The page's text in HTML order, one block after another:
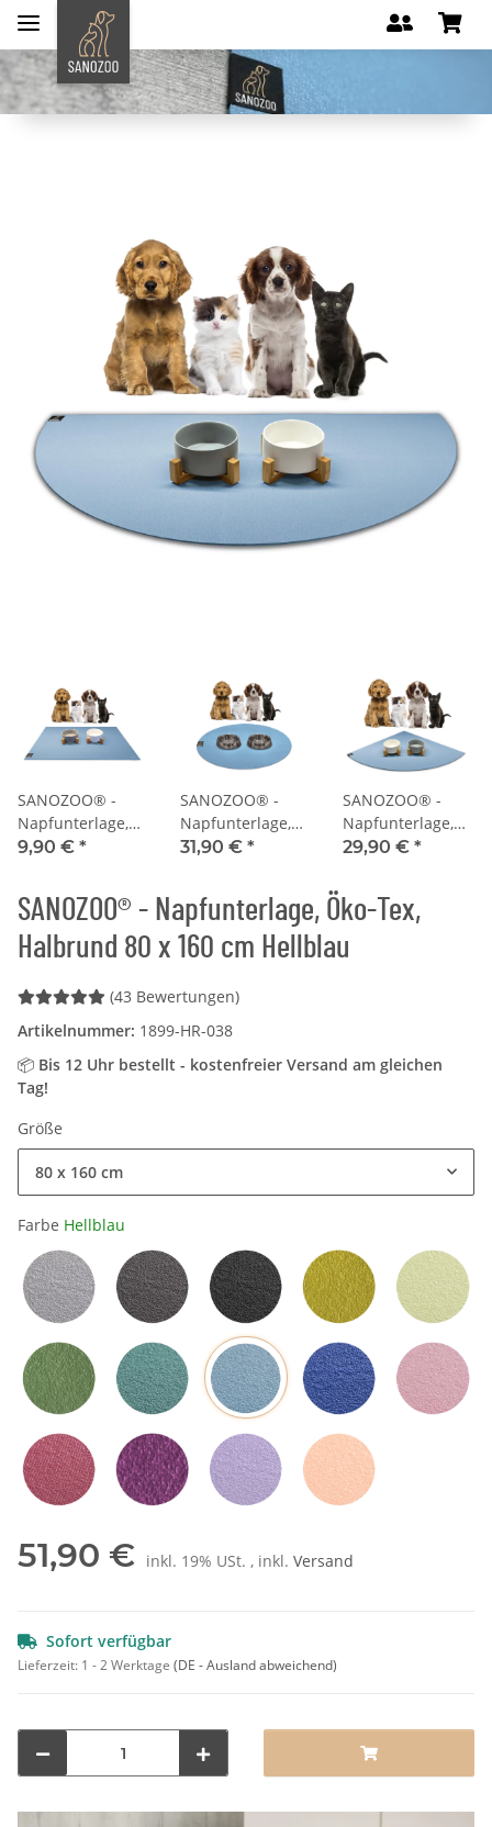
SANOZOO® -
Napfunterlage,
Öko-Tex,
40 cm Hellblau
9,90 € *
SANOZOO® -
Napfunterlage,
Öko-Tex, Rund
31,90 € *
SANOZOO® -
Napfunterlage,
Öko-Tex,
cm Hellblau
29,90 € *
SANOZOO® - Napfunterlage, Öko-Tex,
Halbrund 80 x 160 cm Hellblau
(43 Bewertungen)
Artikelnummer: 1899-HR-038
📦 Bis 12 Uhr bestellt - kostenfreier Versand am gleichen
Tag!
Größe
80 x 160 cm
Farbe Hellblau
Hellgrau Grau Schwarz Mangogelb Grün
Olivgrün Petrol Hellblau Blau
51,90 € inkl. 19% USt. , inkl. Versand
Sofort verfügbar
Lieferzeit: 1 - 2 Werktage (DE - Ausland abweichend)